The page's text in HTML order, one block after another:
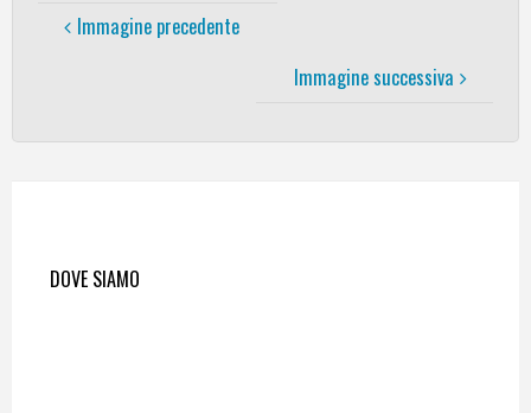
Immagine precedente
Immagine successiva
DOVE SIAMO